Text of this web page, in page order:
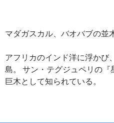
マダガスカル、バオバブの並
アフリカのインド洋に浮かび
島。 サン・テグジュペリの
巨木として知られている。